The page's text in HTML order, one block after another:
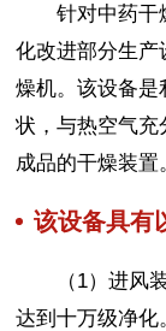
针对中药干燥
化改进部分生
燥机。该设备是
状，与热空气充
成品的干燥装置
该设备具有
（1）进风装
达到十万级净